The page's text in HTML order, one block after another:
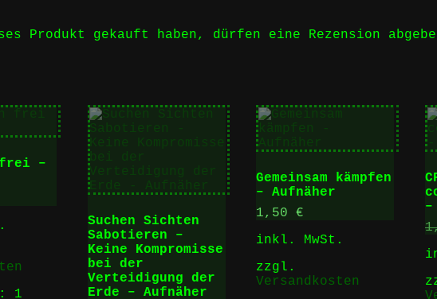
Produkt gekauft haben, dürfen eine Rezension
frei –
1
Suchen Sichten
Sabotieren –
Keine Kompromisse
bei der
Verteidigung der
Erde – Aufnäher
Gemeinsam kämpfen
– Aufnäher
1,50€
inkl. MwSt.
zzgl.
Versandkosten